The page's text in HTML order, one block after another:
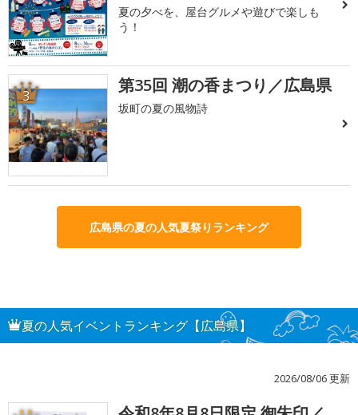
夏の夕べを、屋台グルメや遊びで楽しも
う！
3 第35回 潮の香まつり／広島県
坂町の夏の風物詩
広島県の夏の人気夏祭りランキング
夏の人気イベントランキング【広島県】
2026/08/06 更新